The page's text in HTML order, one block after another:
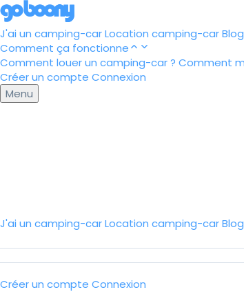
J'ai un camping-carLocation camping-carBlog
Comment ça fonctionne
Comment louer un camping-car ? Comment
Créer un compte Connexion
Menu
J'ai un camping-carLocation camping-carBlog
Créer un compte Connexion